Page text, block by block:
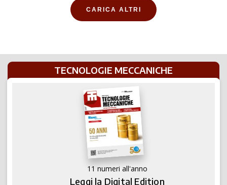
CARICA ALTRI
TECNOLOGIE MECCANICHE
11 numeri all'anno
Leggi la Digital Edition